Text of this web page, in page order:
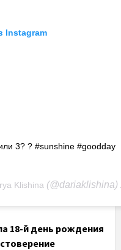
Instagram
3? ? #sunshine #goodday
Klishina (@dariaklishina)
18-й день рождения